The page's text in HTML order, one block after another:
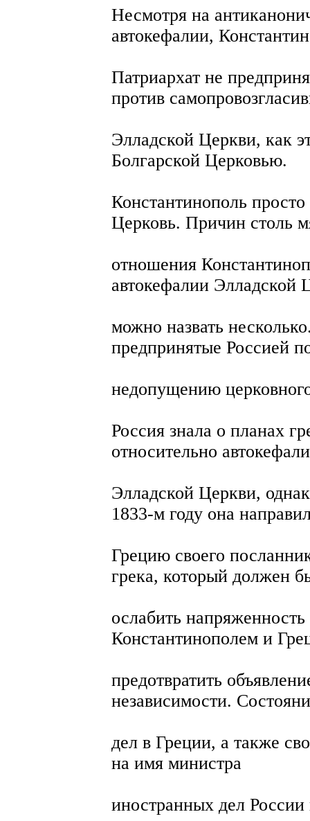
Несмотря на
автокефалии,
Патриархат не
против
Элладской Церкви, как
Болгарской Церковью.
Константинополь
Церковь. Причин столь
отношения
автокефалии Элладской
можно назвать
предпринятые Россией
недопущению
Россия знала о планах
относительно
Элладской Церкви,
1833-м году она
Грецию своего
грека, который должен
ослабить
Константинополем и
предотвратить
независимости.
дел в Греции, а также
на имя министра
иностранных дел